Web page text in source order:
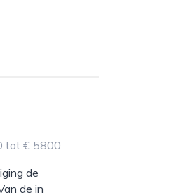
tot € 5800
de
de in